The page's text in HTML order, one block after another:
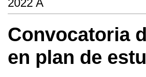
2022 A
Convocatoria
en plan de